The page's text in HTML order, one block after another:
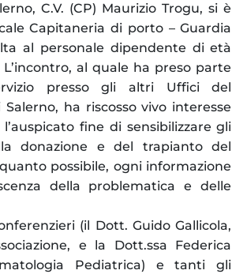
C.V. (CP) Maurizio Trogu, si è
Capitaneria di porto – Guardia
al personale dipendente di età
L’incontro, al quale ha preso parte
presso gli altri Uffici del
ha riscosso vivo interesse
fine di sensibilizzare gli
donazione e del trapianto del
possibile, ogni informazione
della problematica e delle
(il Dott. Guido Gallicola,
e la Dott.ssa Federica
Pediatrica) e tanti gli